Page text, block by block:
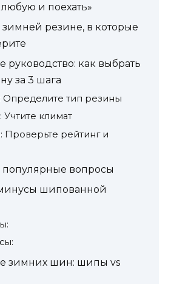
любую и поехать»
резине, в которые
руководство: как выбрать
за 3 шага
Определите тип резины
Учтите климат
Проверьте рейтинг и
популярные вопросы
шипованной
зимних шин: шипы vs